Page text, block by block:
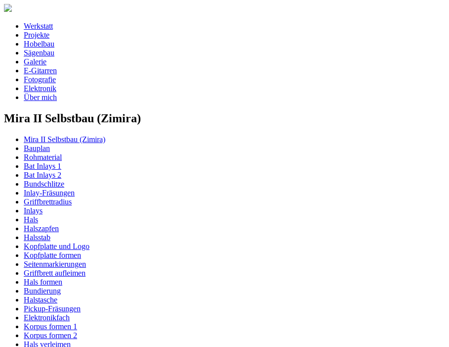
Werkstatt
Projekte
Hobelbau
Sägenbau
Galerie
E-Gitarren
Fotografie
Elektronik
Über mich
Mira II Selbstbau (Zimira)
Mira II Selbstbau (Zimira)
Bauplan
Rohmaterial
Bat Inlays 1
Bat Inlays 2
Bundschlitze
Inlay-Fräsungen
Griffbrettradius
Inlays
Hals
Halszapfen
Halsstab
Kopfplatte und Logo
Kopfplatte formen
Seitenmarkierungen
Griffbrett aufleimen
Hals formen
Bundierung
Halstasche
Pickup-Fräsungen
Elektronikfach
Korpus formen 1
Korpus formen 2
Hals verleimen